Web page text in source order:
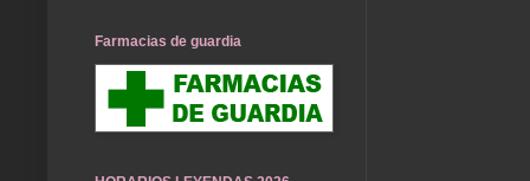
Farmacias de guardia